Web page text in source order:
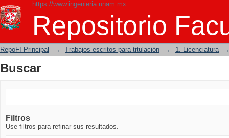
https://www.ingenieria.unam.mx
Repositorio
Buscar
RepoFI Principal → Trabajos escritos para titulación → 1. Licenciatura
Buscar
Filtros
Use filtros para refinar sus resultados.